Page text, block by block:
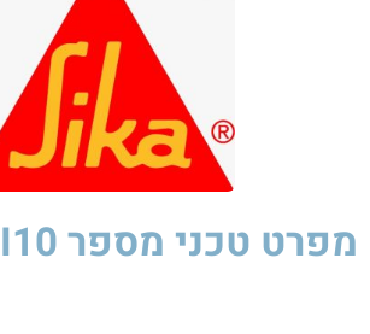
מפרט טכני מספר SI10